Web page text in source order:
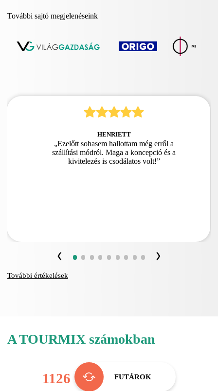
További sajtó megjelenéseink
HENRIETT
„Ezelőtt sohasem hallottam még erről a
szállítási módról. Maga a koncepció és a
kivitelezés is csodálatos volt!”
‹ ›
További értékelések
A TOURMIX számokban
1126 FUTÁROK